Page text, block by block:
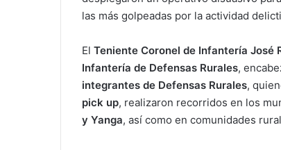
las más golpeadas por la actividad
El Teniente Coronel de Infantería José
Infantería de Defensas Rurales,
integrantes de Defensas Rurales,
pick up, realizaron recorridos en los
y Yanga, así como en comunidades